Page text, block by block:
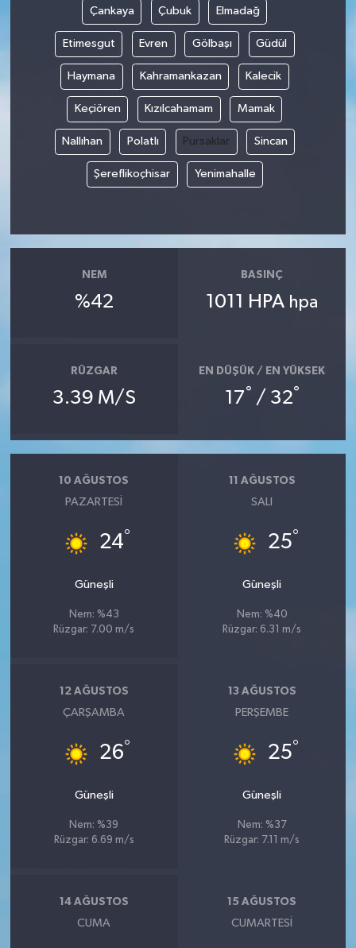
Çankaya Çubuk Elmadağ
Etimesgut Evren Gölbaşı Güdül
Haymana Kahramankazan Kalecik
Keçiören Kızılcahamam Mamak
Nallıhan Polatlı Pursaklar Sincan
Şereflikoçhisar Yenimahalle
NEM
%42
BASINÇ
1011 HPA hpa
RÜZGAR
3.39 M/S
EN DÜŞÜK / EN YÜKSEK
17° / 32°
10 AĞUSTOS
PAZARTESI
24°
Güneşli
Nem: %43
Rüzgar: 7.00 m/s
11 AĞUSTOS
SALI
25°
Güneşli
Nem: %40
Rüzgar: 6.31 m/s
12 AĞUSTOS
ÇARŞAMBA
26°
Güneşli
Nem: %39
Rüzgar: 6.69 m/s
13 AĞUSTOS
PERŞEMBE
25°
Güneşli
Nem: %37
Rüzgar: 7.11 m/s
14 AĞUSTOS
CUMA
15 AĞUSTOS
CUMARTESI